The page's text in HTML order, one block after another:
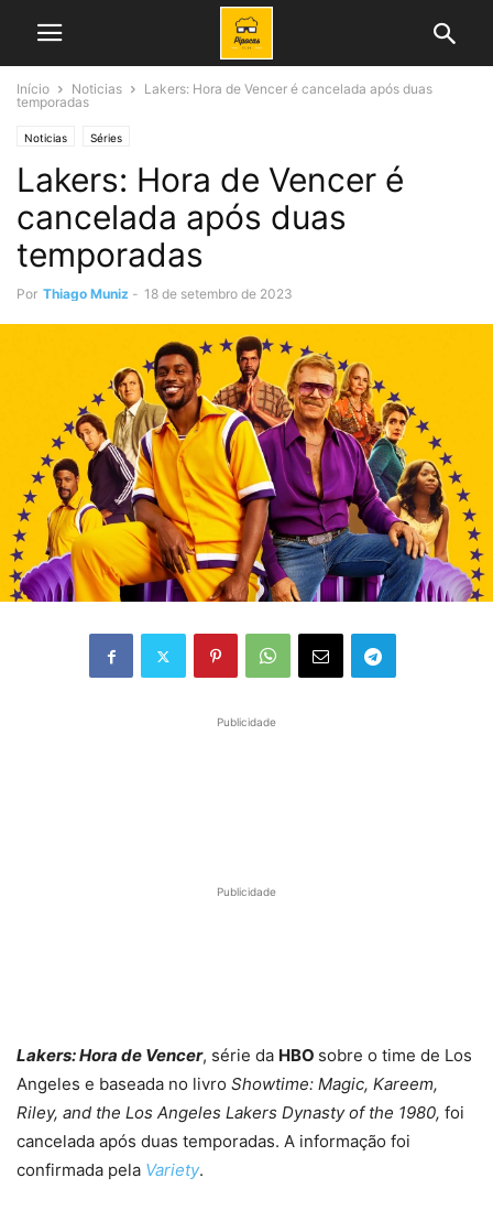
Início Noticias
Lakers: Hora de Vencer é cancelada após duas
temporadas
Noticias Séries
Lakers: Hora de Vencer é
cancelada após duas
temporadas
Por Thiago Muniz - 18 de setembro de 2023
Publicidade
Publicidade
Lakers: Hora de Vencer, série da HBO sobre o time de Los
Angeles e baseada no livro Showtime: Magic, Kareem,
Riley, and the Los Angeles Lakers Dynasty of the 1980, foi
cancelada após duas temporadas. A informação foi
confirmada pela Variety.